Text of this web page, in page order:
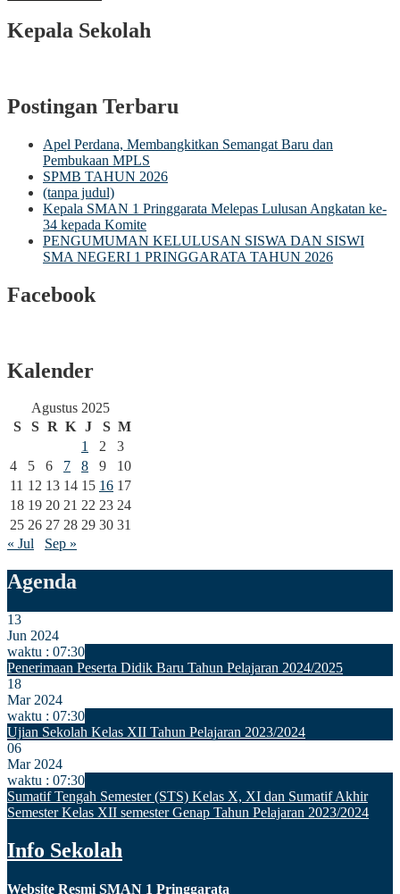
Kepala Sekolah
Postingan Terbaru
Apel Perdana, Membangkitkan Semangat Baru dan
Pembukaan MPLS
SPMB TAHUN 2026
(tanpa judul)
Kepala SMAN 1 Pringgarata Melepas Lulusan Angkatan ke-
34 kepada Komite
PENGUMUMAN KELULUSAN SISWA DAN SISWI
SMA NEGERI 1 PRINGGARATA TAHUN 2026
Facebook
Kalender
Agustus 2025
S
S R K J S M
1
2
3
4
5 6 7 8 9
10
11 12 13 14 15 16 17
18 19 20 21 22 23 24
25 26 27 28 29 30 31
« Jul
Sep »
Agenda
13
Jun 2024
waktu : 07:30
Penerimaan Peserta Didik Baru Tahun Pelajaran 2024/2025
18
Mar 2024
waktu : 07:30
Ujian Sekolah Kelas XII Tahun Pelajaran 2023/2024
06
Mar 2024
waktu : 07:30
Sumatif Tengah Semester (STS) Kelas X, XI dan Sumatif Akhir
Semester Kelas XII semester Genap Tahun Pelajaran 2023/2024
Info Sekolah
Website Resmi SMAN 1 Pringgarata